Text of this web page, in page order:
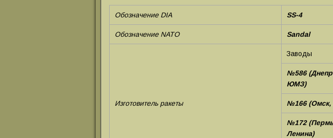
Обозначение DIA SS-4
Обозначение NATO Sandal
Изготовитель ракеты
Заводы
№586
ЮМЗ)
№166 (Омск,
№172
Ленина)